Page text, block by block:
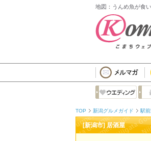
地図：うんめ魚が食
TOP 新潟グルメガイド 駅
[新潟市] 居酒屋